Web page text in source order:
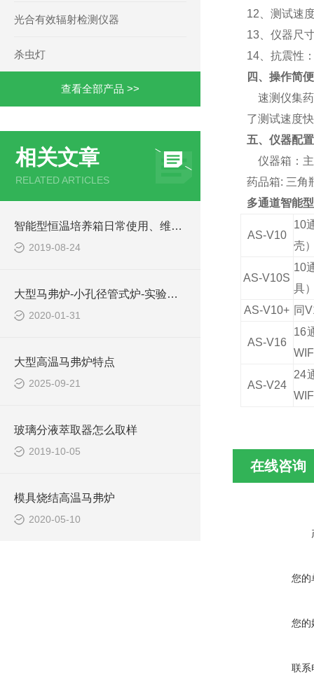
光合有效辐射检测仪器
杀虫灯
查看全部产品 >>
相关文章
RELATED ARTICLES
智能型恒温培养箱日常使用、维护和保养
2019-08-24
大型马弗炉-小孔径管式炉-实验室高温炉-节能气氛炉
2020-01-31
大型高温马弗炉特点
2025-09-21
玻璃分液萃取器怎么取样
2019-10-05
模具烧结高温马弗炉
2020-05-10
12、 测试速
13、仪器尺
14、 抗震性
四、操作简便
速测仪集药
了测试速度
五、仪器配
仪器箱：主
药品箱: 三角
多通道智能型
AS-V10
10
壳
AS-V10S
10
具
AS-V10+ 同
AS-V16
16
AS-V24
24
在线咨询
您的
您的
联系